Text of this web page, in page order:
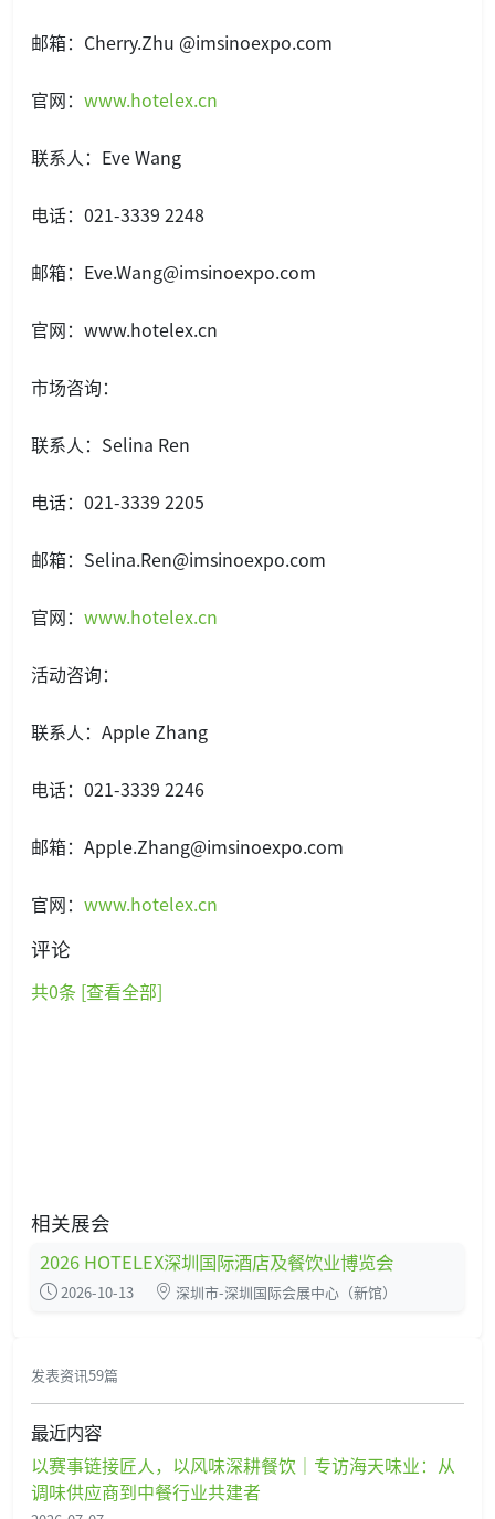
邮箱：Cherry.Zhu @imsinoexpo.com
官网： www.hotelex.cn
联系人：Eve Wang
电话：021-3339 2248
邮箱：Eve.Wang@imsinoexpo.com
官网：www.hotelex.cn
市场咨询：
联系人：Selina Ren
电话：021-3339 2205
邮箱：Selina.Ren@imsinoexpo.com
官网： www.hotelex.cn
活动咨询：
联系人：Apple Zhang
电话：021-3339 2246
邮箱：Apple.Zhang@imsinoexpo.com
官网： www.hotelex.cn
评论
共0条 [查看全部]
相关展会
2026 HOTELEX深圳国际酒店及餐饮业博览会
2026-10-13 深圳市-深圳国际会展中心（新馆）
发表资讯59篇
最近内容
以赛事链接匠人，以风味深耕餐饮｜专访海天味业：从
调味供应商到中餐行业共建者